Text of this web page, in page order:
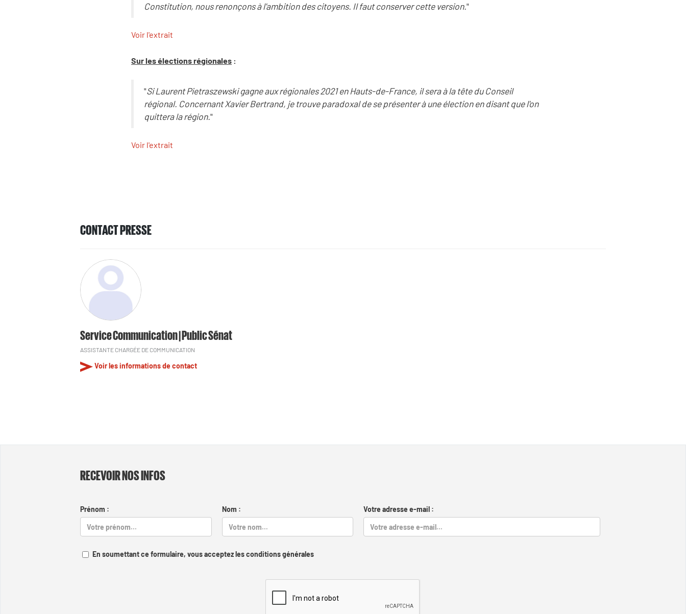
Constitution, nous renonçons à l'ambition des citoyens. Il faut conserver cette version."
Voir l'extrait
Sur les élections régionales :
"Si Laurent Pietraszewski gagne aux régionales 2021 en Hauts-de-France, il sera à la tête du Conseil
régional. Concernant Xavier Bertrand, je trouve paradoxal de se présenter à une élection en disant que l'on
quittera la région."
Voir l'extrait
CONTACT PRESSE
Service Communication | Public Sénat
ASSISTANTE CHARGÉE DE COMMUNICATION
Voir les informations de contact
RECEVOIR NOS INFOS
Prénom : Nom : Votre adresse e-mail :
En soumettant ce formulaire, vous acceptez les conditions générales